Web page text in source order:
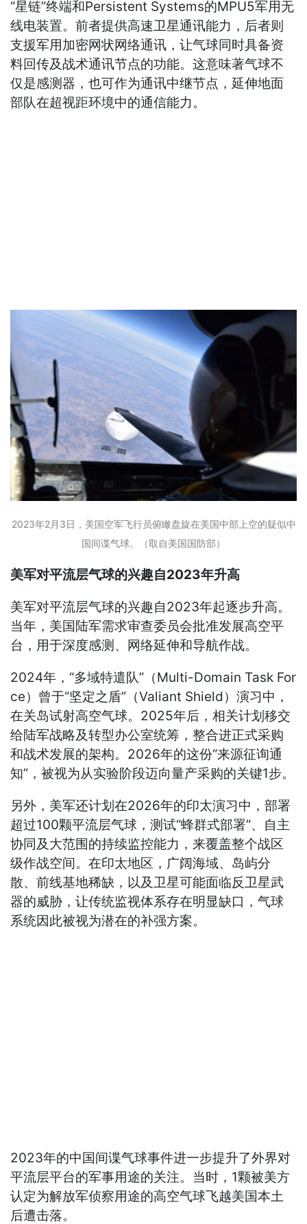
“星链”终端和Persistent Systems的MPU5军用无
线电装置。前者提供高速卫星通讯能力，后者则
支援军用加密网状网络通讯，让气球同时具备资
料回传及战术通讯节点的功能。这意味著气球不
仅是感测器，也可作为通讯中继节点，延伸地面
部队在超视距环境中的通信能力。
2023年2月3日，美国空军飞行员俯瞰盘旋在美国中部上空的疑似中
国间谍气球。（取自美国国防部）
美军对平流层气球的兴趣自2023年升高
美军对平流层气球的兴趣自2023年起逐步升高。
当年，美国陆军需求审查委员会批准发展高空平
台，用于深度感测、网络延伸和导航作战。
2024年，“多域特遣队”（Multi-Domain Task For
ce）曾于“坚定之盾”（Valiant Shield）演习中，
在关岛试射高空气球。2025年后，相关计划移交
给陆军战略及转型办公室统筹，整合进正式采购
和战术发展的架构。2026年的这份“来源征询通
知”，被视为从实验阶段迈向量产采购的关键1步。
另外，美军还计划在2026年的印太演习中，部署
超过100颗平流层气球，测试“蜂群式部署”、自主
协同及大范围的持续监控能力，来覆盖整个战区
级作战空间。在印太地区，广阔海域、岛屿分
散、前线基地稀缺，以及卫星可能面临反卫星武
器的威胁，让传统监视体系存在明显缺口，气球
系统因此被视为潜在的补强方案。
2023年的中国间谍气球事件进一步提升了外界对
平流层平台的军事用途的关注。当时，1颗被美方
认定为解放军侦察用途的高空气球飞越美国本土
后遭击落。